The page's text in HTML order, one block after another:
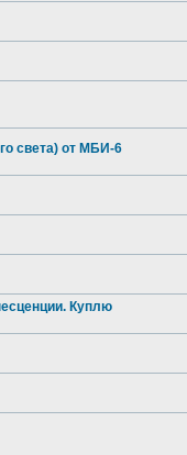
света) от МБИ-6
Куплю